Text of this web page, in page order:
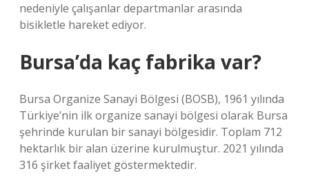
nedeniyle çalışanlar departmanlar arasında
bisikletle hareket ediyor.
Bursa’da kaç fabrika var?
Bursa Organize Sanayi Bölgesi (BOSB), 1961 yılında
Türkiye’nin ilk organize sanayi bölgesi olarak Bursa
şehrinde kurulan bir sanayi bölgesidir. Toplam 712
hektarlık bir alan üzerine kurulmuştur. 2021 yılında
316 şirket faaliyet göstermektedir.